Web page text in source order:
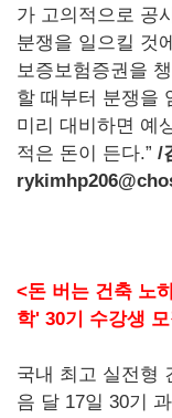
가 고의적으로 공
분쟁을 일으킬 것
보증보험증권을
할 때부터 분쟁을
미리 대비하면 예
적은 돈이 든다.” /
<돈 버는 건축 노
학' 30기 수강생
국내 최고 실전형
음 달 17일 30기